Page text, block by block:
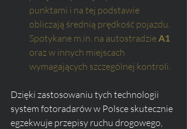
punktami i na tej podstawie
obliczają średnią prędkość pojazdu.
Spotykane m.in. na autostradzie A1
oraz w innych miejscach
wymagających szczególnej kontroli.
Dzięki zastosowaniu tych technologii
system fotoradarów w Polsce skutecznie
egzekwuje przepisy ruchu drogowego,